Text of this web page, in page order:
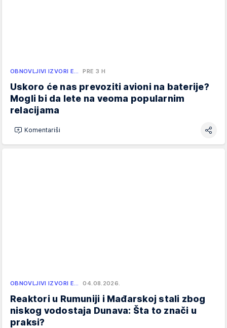
OBNOVLJIVI IZVORI E… PRE 3 H
Uskoro će nas prevoziti avioni na baterije?
Mogli bi da lete na veoma popularnim
relacijama
Komentariši
OBNOVLJIVI IZVORI E… 04.08.2026.
Reaktori u Rumuniji i Mađarskoj stali zbog
niskog vodostaja Dunava: Šta to znači u
praksi?